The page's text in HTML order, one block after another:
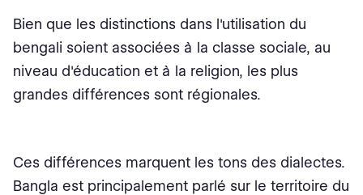
Bien que les distinctions dans l'utilisation du
bengali soient associées à la classe sociale, au
niveau d'éducation et à la religion, les plus
grandes différences sont régionales.
Ces différences marquent les tons des dialectes.
Bangla est principalement parlé sur le territoire du